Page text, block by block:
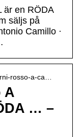
är en RÖDA
säljs på
Camillo ·
rosso-a-ca…
A
… –